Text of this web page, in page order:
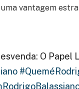
vantagem
O